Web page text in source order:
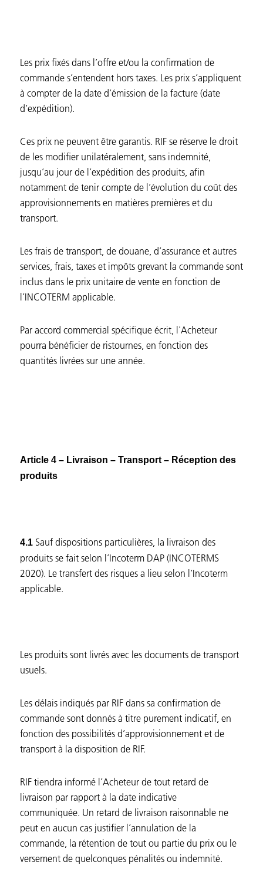
Les prix fixés dans l’offre et/ou la confirmation de
commande s’entendent hors taxes. Les prix s’appliquent
à compter de la date d’émission de la facture (date
d’expédition).
Ces prix ne peuvent être garantis. RIF se réserve le droit
de les modifier unilatéralement, sans indemnité,
jusqu’au jour de l’expédition des produits, afin
notamment de tenir compte de l’évolution du coût des
approvisionnements en matières premières et du
transport.
Les frais de transport, de douane, d’assurance et autres
services, frais, taxes et impôts grevant la commande sont
inclus dans le prix unitaire de vente en fonction de
l’INCOTERM applicable.
Par accord commercial spécifique écrit, l'Acheteur
pourra bénéficier de ristournes, en fonction des
quantités livrées sur une année.
Article 4 – Livraison – Transport – Réception des
produits
4.1 Sauf dispositions particulières, la livraison des
produits se fait selon l’Incoterm DAP (INCOTERMS
2020). Le transfert des risques a lieu selon l’Incoterm
applicable.
Les produits sont livrés avec les documents de transport
usuels.
Les délais indiqués par RIF dans sa confirmation de
commande sont donnés à titre purement indicatif, en
fonction des possibilités d’approvisionnement et de
transport à la disposition de RIF.
RIF tiendra informé l’Acheteur de tout retard de
livraison par rapport à la date indicative
communiquée. Un retard de livraison raisonnable ne
peut en aucun cas justifier l’annulation de la
commande, la rétention de tout ou partie du prix ou le
versement de quelconques pénalités ou indemnité.